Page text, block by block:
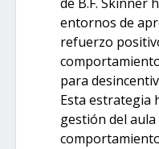
entornos de
refuerzo
para
Esta estrategia
gestión del aula